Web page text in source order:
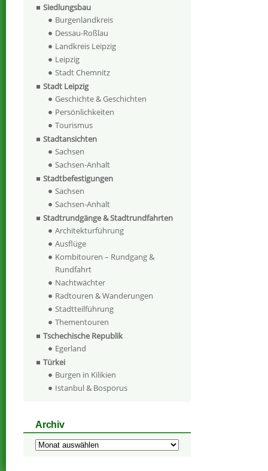
Siedlungsbau
Burgenlandkreis
Dessau-Roßlau
Landkreis Leipzig
Leipzig
Stadt Chemnitz
Stadt Leipzig
Geschichte & Geschichten
Persönlichkeiten
Tourismus
Stadtansichten
Sachsen
Sachsen-Anhalt
Stadtbefestigungen
Sachsen
Sachsen-Anhalt
Stadtrundgänge & Stadtrundfahrten
Architekturführung
Ausflüge
Kombitouren – Rundgang &
Rundfahrt
Nachtwächter
Radtouren & Wanderungen
Stadtteilführung
Thementouren
Tschechische Republik
Egerland
Türkei
Burgen in Kilikien
Istanbul & Bosporus
Archiv
Archiv